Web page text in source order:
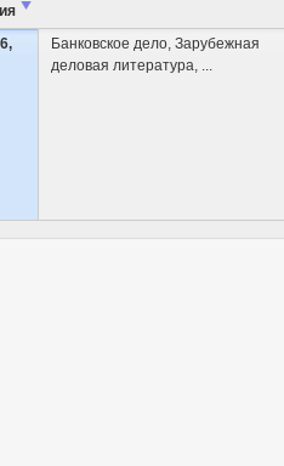
Банковское дело, Зарубежная
деловая литература